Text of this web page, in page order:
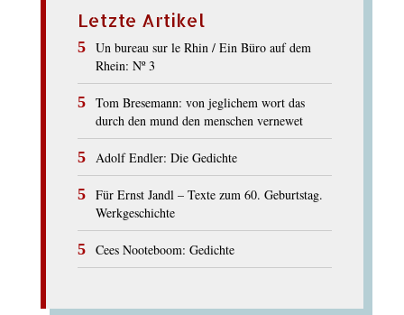
Letzte Artikel
Un bureau sur le Rhin / Ein Büro auf dem
Rhein: Nº 3
Tom Bresemann: von jeglichem wort das
durch den mund den menschen vernewet
Adolf Endler: Die Gedichte
Für Ernst Jandl – Texte zum 60. Geburtstag.
Werkgeschichte
Cees Nooteboom: Gedichte